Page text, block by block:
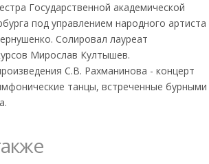
Государственной академической
под управлением народного артиста
Солировал лауреат
Мирослав Култышев.
С.В. Рахманинова - концерт
танцы, встреченные бурными